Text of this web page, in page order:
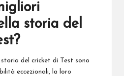
storia del
del cricket di Test sono
eccezionali, la loro